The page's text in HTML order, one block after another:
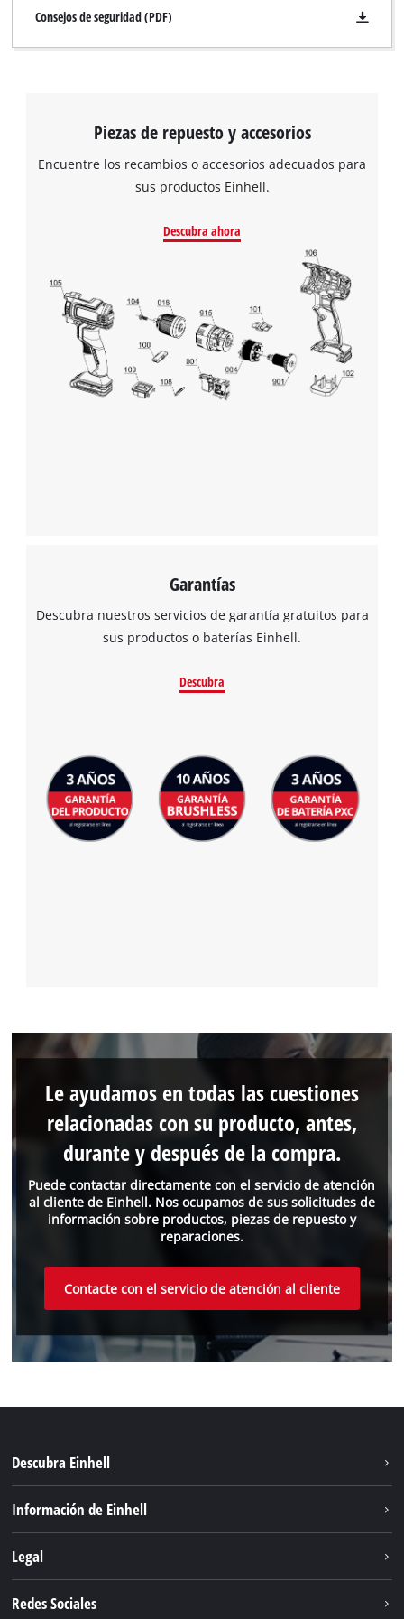
Consejos de seguridad (PDF)
Piezas de repuesto y accesorios
Encuentre los recambios o accesorios adecuados para
sus productos Einhell.
Descubra ahora
Garantías
Descubra nuestros servicios de garantía gratuitos para
sus productos o baterías Einhell.
Descubra
Puede contactar directamente con el servicio de atención
al cliente de Einhell. Nos ocupamos de sus solicitudes de
información sobre productos, piezas de repuesto y
reparaciones.
Le ayudamos en todas las cuestiones
relacionadas con su producto, antes,
durante y después de la compra.
Contacte con el servicio de atención al cliente
Descubra Einhell
Información de Einhell
Einhell global
Legal
Redes Sociales